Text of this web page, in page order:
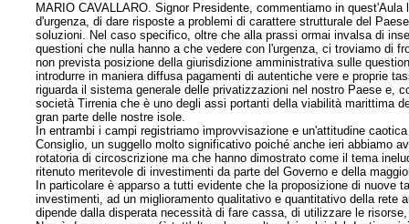
MARIO CAVALLARO. Signor Presidente, commentiamo in
d'urgenza, di dare risposte a problemi di carattere strutturale del
soluzioni. Nel caso specifico, oltre che alla prassi ormai invalsa di
questioni che nulla hanno a che vedere con l'urgenza, ci troviamo di
non prevista posizione della giurisdizione amministrativa sulle
introdurre in maniera diffusa pagamenti di autentiche vere e proprie
riguarda il sistema generale delle privatizzazioni nel nostro Paese e,
società Tirrenia che è uno degli assi portanti della viabilità marittima
gran parte delle nostre isole.
In entrambi i campi registriamo improvvisazione e un'attitudine
Consiglio, un suggello molto significativo poiché anche ieri abbiamo
rotatoria di circoscrizione ma che hanno dimostrato come il tema
ritenuto meritevole di investimenti da parte del Governo e della
In particolare è apparso a tutti evidente che la proposizione di
investimenti, ad un miglioramento qualitativo e quantitativo della
dipende dalla disperata necessità di fare cassa, di utilizzare le